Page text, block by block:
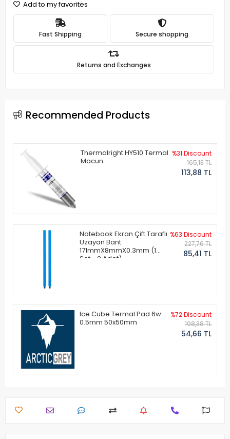
Add to my favorites
Fast Shipping Secure shopping
Returns and Exchanges
Recommended Products
Thermalright HY510 Termal
Macun
%31 Discount
165,13 TL
113,88 TL
Notebook Ekran Çift Taraflı
Uzayan Bant
171mmX8mmX0.3mm (1
Set - 2 Adet)
%63 Discount
227,76 TL
85,41 TL
Ice Cube Termal Pad 6w
0.5mm 50x50mm
%72 Discount
198,38 TL
54,66 TL